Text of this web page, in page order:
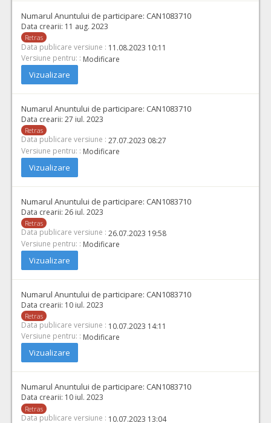
Numarul Anuntului de participare: CAN1083710
Data crearii: 11 aug. 2023
Retras
Data publicare versiune : 11.08.2023 10:11
Versiune pentru: : Modificare
Vizualizare
Numarul Anuntului de participare: CAN1083710
Data crearii: 27 iul. 2023
Retras
Data publicare versiune : 27.07.2023 08:27
Versiune pentru: : Modificare
Vizualizare
Numarul Anuntului de participare: CAN1083710
Data crearii: 26 iul. 2023
Retras
Data publicare versiune : 26.07.2023 19:58
Versiune pentru: : Modificare
Vizualizare
Numarul Anuntului de participare: CAN1083710
Data crearii: 10 iul. 2023
Retras
Data publicare versiune : 10.07.2023 14:11
Versiune pentru: : Modificare
Vizualizare
Numarul Anuntului de participare: CAN1083710
Data crearii: 10 iul. 2023
Retras
Data publicare versiune : 10.07.2023 13:04